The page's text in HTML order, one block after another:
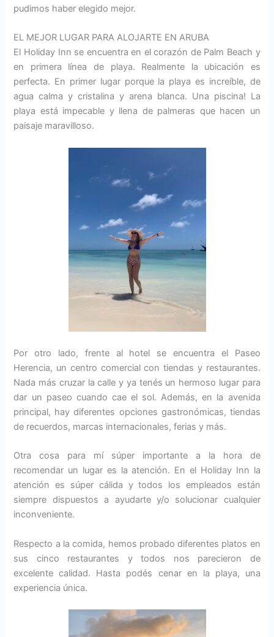
pudimos haber elegido mejor.
EL MEJOR LUGAR PARA ALOJARTE EN ARUBA
El Holiday Inn se encuentra en el corazón de Palm Beach y
en primera línea de playa. Realmente la ubicación es
perfecta. En primer lugar porque la playa es increíble, de
agua calma y cristalina y arena blanca. Una piscina! La
playa está impecable y llena de palmeras que hacen un
paisaje maravilloso.
Por otro lado, frente al hotel se encuentra el Paseo
Herencia, un centro comercial con tiendas y restaurantes.
Nada más cruzar la calle y ya tenés un hermoso lugar para
dar un paseo cuando cae el sol. Además, en la avenida
principal, hay diferentes opciones gastronómicas, tiendas
de recuerdos, marcas internacionales, ferias y más.
Otra cosa para mí súper importante a la hora de
recomendar un lugar es la atención. En el Holiday Inn la
atención es súper cálida y todos los empleados están
siempre dispuestos a ayudarte y/o solucionar cualquier
inconveniente.
Respecto a la comida, hemos probado diferentes platos en
sus cinco restaurantes y todos nos parecieron de
excelente calidad. Hasta podés cenar en la playa, una
experiencia única.